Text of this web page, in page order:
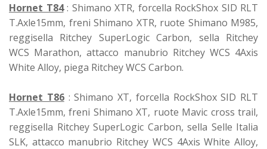
Hornet T84: Shimano XTR, forcella RockShox SID RLT
T.Axle15mm, freni Shimano XTR, ruote Shimano M985,
reggisella Ritchey SuperLogic Carbon, sella Ritchey
WCS Marathon, attacco manubrio Ritchey WCS 4Axis
White Alloy, piega Ritchey WCS Carbon.
Hornet T86: Shimano XT, forcella RockShox SID RLT
T.Axle15mm, freni Shimano XT, ruote Mavic cross trail,
reggisella Ritchey SuperLogic Carbon, sella Selle Italia
SLK, attacco manubrio Ritchey WCS 4Axis White Alloy,